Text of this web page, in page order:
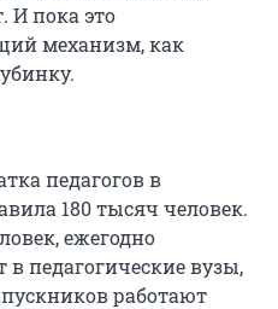
И пока это
механизм, как
педагогов в
180 тысяч человек.
ежегодно
педагогические вузы,
работают